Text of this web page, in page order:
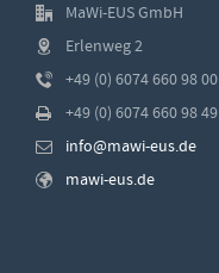
MaWi-EUS GmbH
Erlenweg 2
+49 (0) 6074 660 98 00
+49 (0) 6074 660 98 49
info@mawi-eus.de
mawi-eus.de